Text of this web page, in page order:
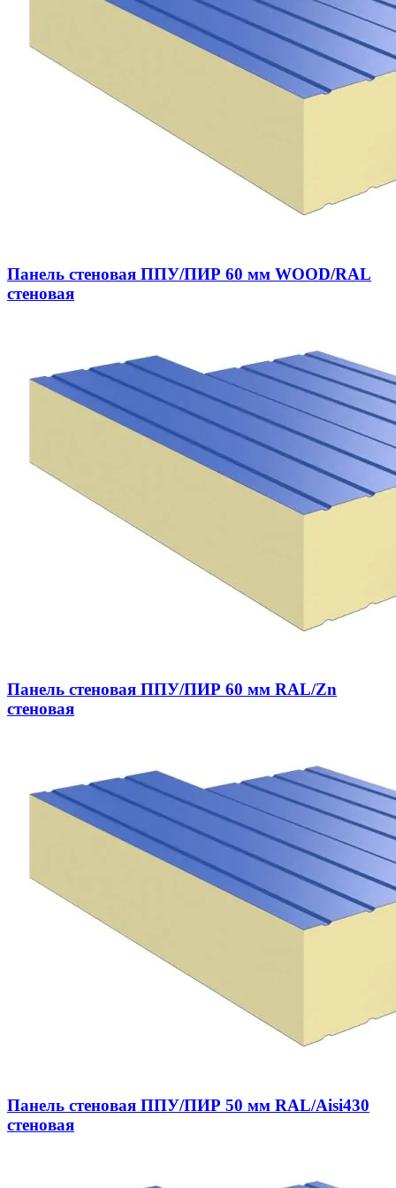
Панель стеновая ППУ/ПИР 60 мм WOOD/RAL
стеновая
Панель стеновая ППУ/ПИР 60 мм RAL/Zn
стеновая
Панель стеновая ППУ/ПИР 50 мм RAL/Aisi430
стеновая